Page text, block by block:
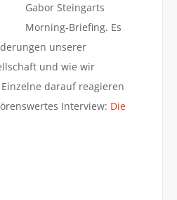
Gabor Steingarts
Morning-Briefing. Es
unserer
und wie wir
darauf reagieren
Interview: Die